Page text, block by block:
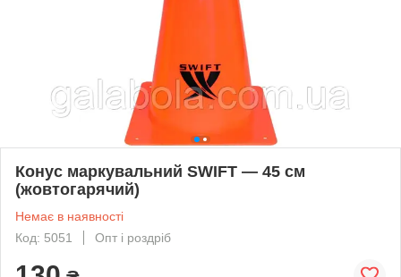
Конус маркувальний SWIFT — 45 см
(жовтогарячий)
Немає в наявності
Код: 5051
Опт і роздріб